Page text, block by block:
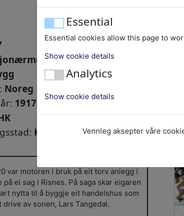
Essential
Essential cookies allow this page to
Show cookie details
Analytics
Show cookie details
Vennleg aksepter våre
Noreg
1917
Kristianhus
var motoren i bruk på eit torv anlegg i
på ei sag i Risnes. På saga skar eigaren
nytta til å byggje eit handelshus som
av sonen, Lars Tangedal.